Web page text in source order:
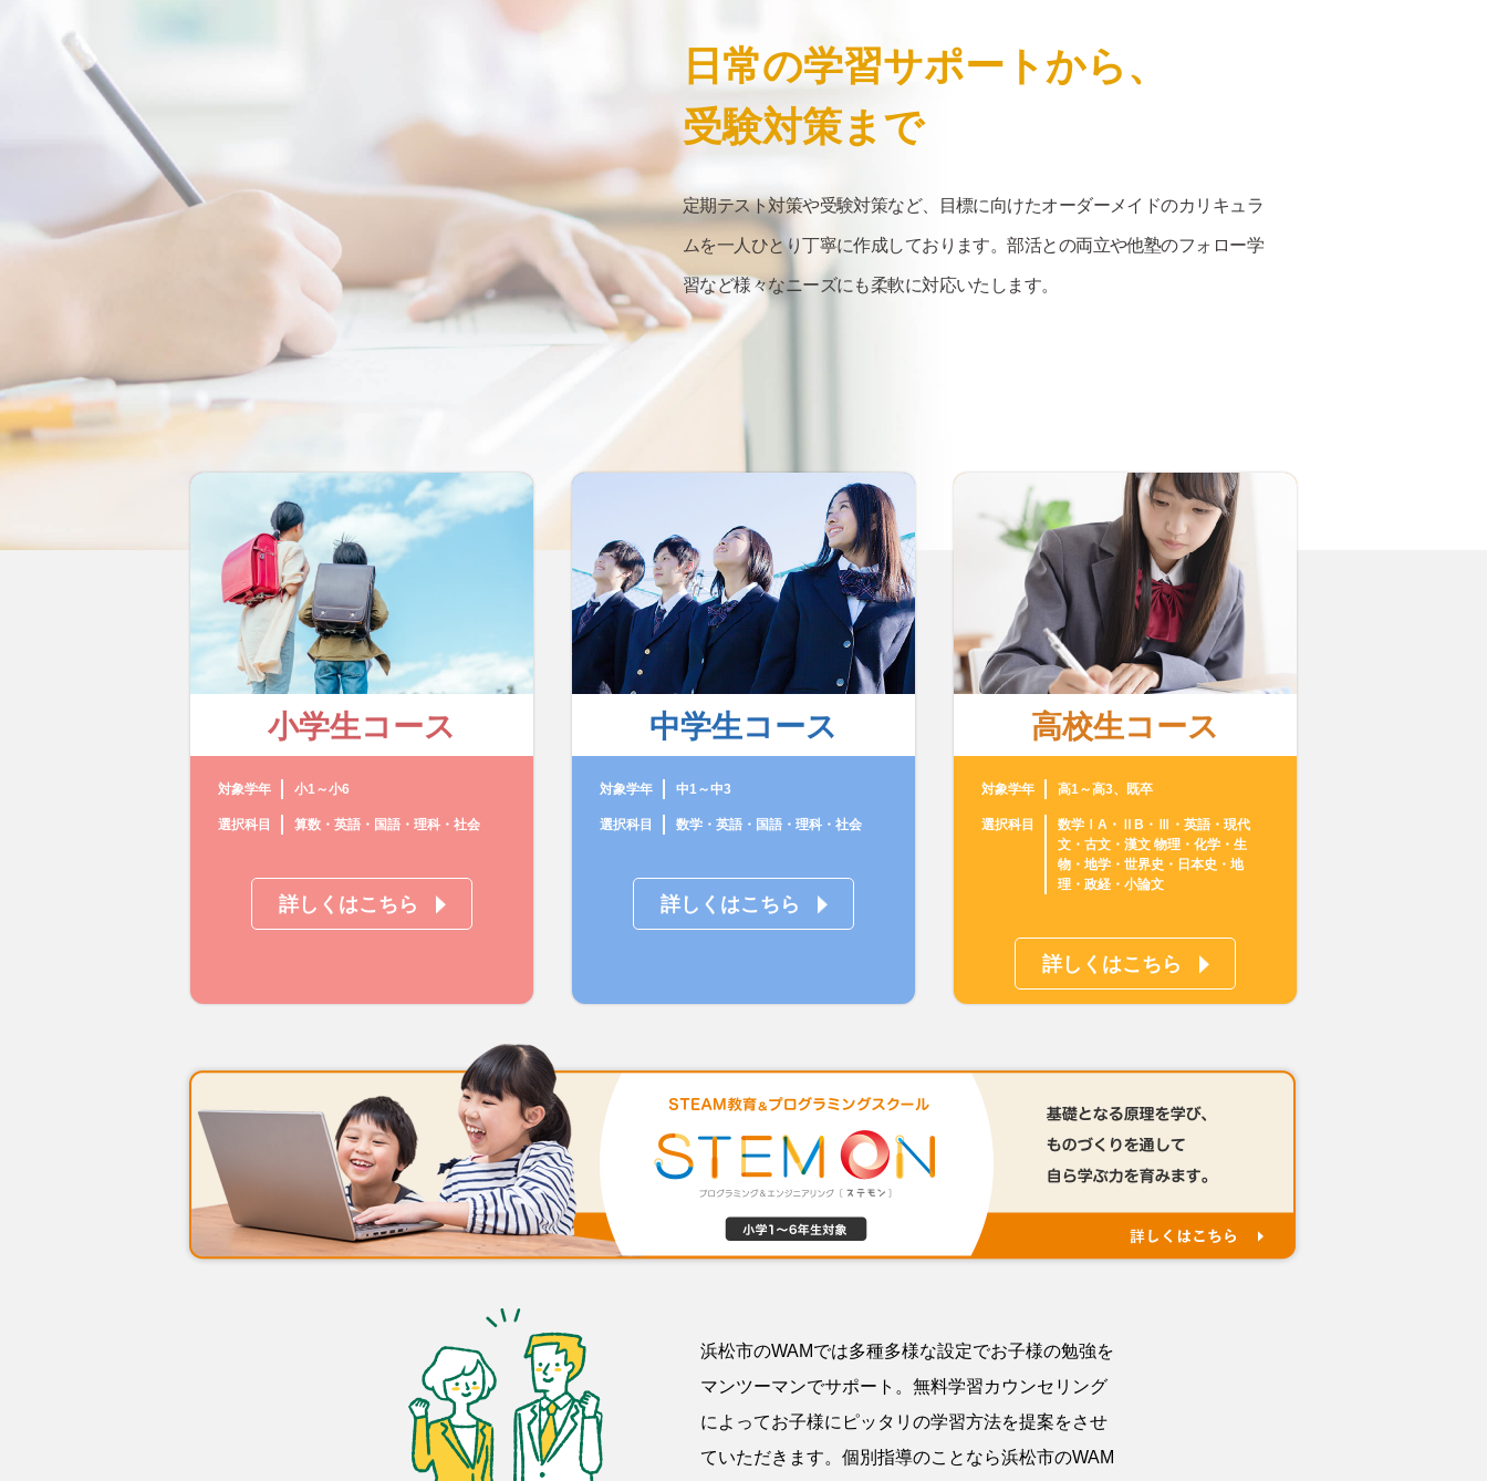
日常の学習サポートから、
受験対策まで
定期テスト対策や受験対策など、目標に向けたオーダーメイドのカリキュラ
ムを一人ひとり丁寧に作成しております。部活との両立や他塾のフォロー学
習など様々なニーズにも柔軟に対応いたします。
小学生コース
対象学年 小1～小6
選択科目 算数・英語・国語・理科・社会
詳しくはこちら
中学生コース
対象学年 中1～中3
選択科目 数学・英語・国語・理科・社会
詳しくはこちら
高校生コース
対象学年 高1～高3、既卒
選択科目
数学ⅠA・ⅡB・Ⅲ・英語・現代
文・古文・漢文 物理・化学・生
物・地学・世界史・日本史・地
理・政経・小論文
詳しくはこちら
浜松市のWAMでは多種多様な設定でお子様の勉強を
マンツーマンでサポート。無料学習カウンセリング
によってお子様にピッタリの学習方法を提案をさせ
ていただきます。個別指導のことなら浜松市のWAM